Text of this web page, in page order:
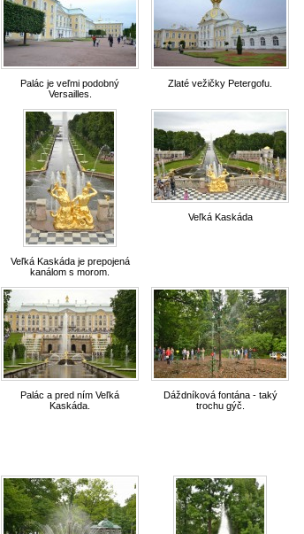
Palác je veľmi podobný
Versailles.
Zlaté vežičky Petergofu.
Veľká Kaskáda je prepojená
kanálom s morom.
Veľká Kaskáda
Palác a pred ním Veľká
Kaskáda.
Dáždníková fontána - taký
trochu gýč.